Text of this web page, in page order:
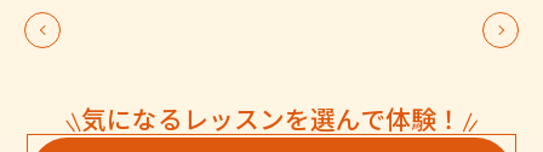
気になるレッスンを選んで体験！